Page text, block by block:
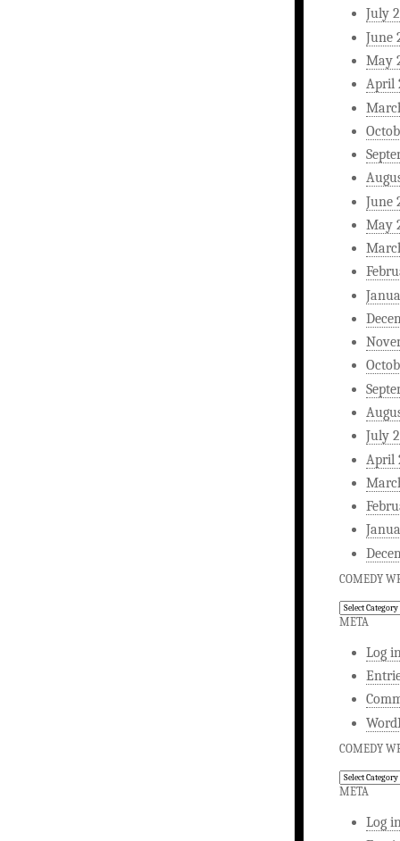
July
June
May
April
June
May
July
April
COMEDY
Comedy
Writing
META
Log
COMEDY
Comedy
Writing
META
Log